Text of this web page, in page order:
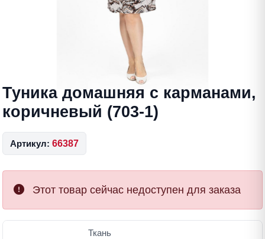
Туника домашняя с карманами,
коричневый (703-1)
Артикул: 66387
Этот товар сейчас недоступен для заказа
Ткань